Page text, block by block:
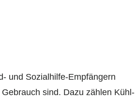
und Sozialhilfe-Empfängern
sind. Dazu zählen Kühl-